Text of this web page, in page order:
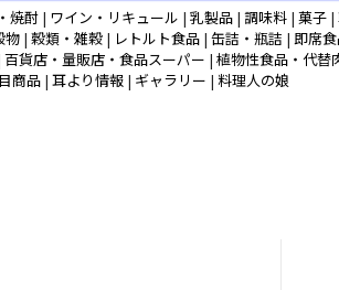
焼酎 | ワイン・リキュール | 乳製品 | 調味料 | 菓子 |
物 | 穀類・雑穀 | レトルト食品 | 缶詰・瓶詰 | 即席
百貨店・量販店・食品スーパー | 植物性食品・代替
商品 | 耳より情報 | ギャラリー | 料理人の娘